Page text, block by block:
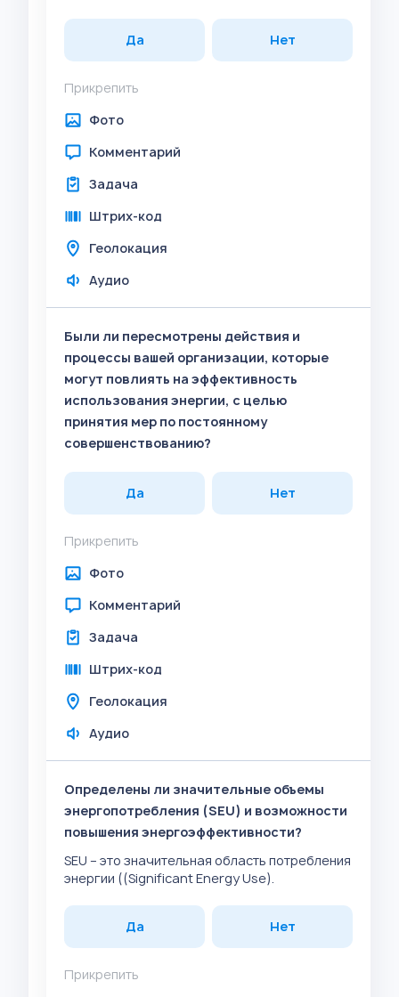
Да Нет
Прикрепить
Фото
Комментарий
Задача
Штрих-код
Геолокация
Аудио
Были ли пересмотрены действия и
процессы вашей организации, которые
могут повлиять на эффективность
использования энергии, с целью
принятия мер по постоянному
совершенствованию?
Да Нет
Прикрепить
Фото
Комментарий
Задача
Штрих-код
Геолокация
Аудио
Определены ли значительные объемы
энергопотребления (SEU) и возможности
повышения энергоэффективности?
SEU – это значительная область потребления
энергии ((Significant Energy Use).
Да Нет
Прикрепить